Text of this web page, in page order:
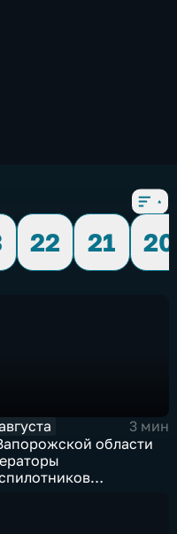
22 21
20
3 мин
области